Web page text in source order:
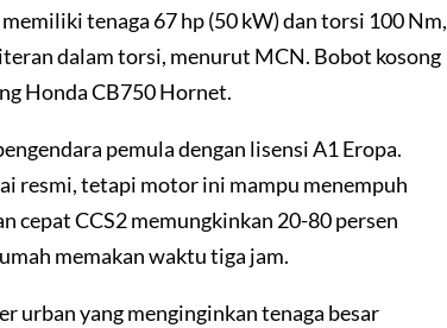
tenaga 67 hp (50 kW) dan torsi 100 Nm,
dalam torsi, menurut MCN. Bobot kosong
Honda CB750 Hornet.
pemula dengan lisensi A1 Eropa.
resmi, tetapi motor ini mampu menempuh
cepat CCS2 memungkinkan 20-80 persen
memakan waktu tiga jam.
urban yang menginginkan tenaga besar